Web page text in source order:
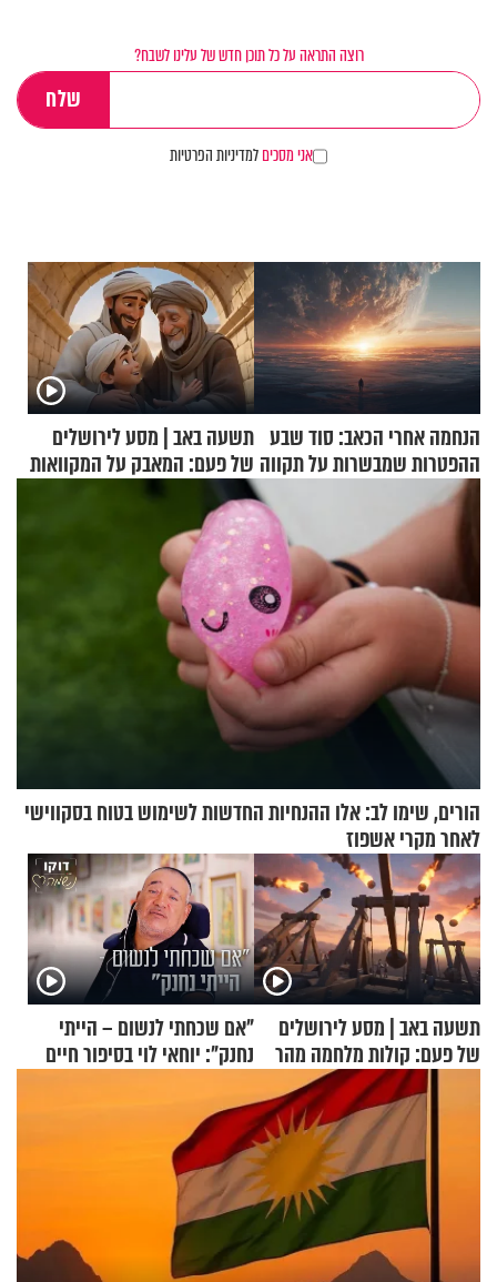
רוצה התראה על כל תוכן חדש של עלינו לשבח?
אני מסכיםלמדיניות הפרטיות
הנחמה אחרי הכאב: סוד שבע
ההפטרות שמבשרות על תקווה
וגאולה
תשעה באב | מסע לירושלים
של פעם: המאבק על המקוואות
הורים, שימו לב: אלו ההנחיות החדשות לשימוש בטוח בסקווישי
לאחר מקרי אשפוז
תשעה באב | מסע לירושלים
של פעם: קולות מלחמה מהר
הזיתים
"אם שכחתי לנשום – הייתי
נחנק": יוחאי לוי בסיפור חיים